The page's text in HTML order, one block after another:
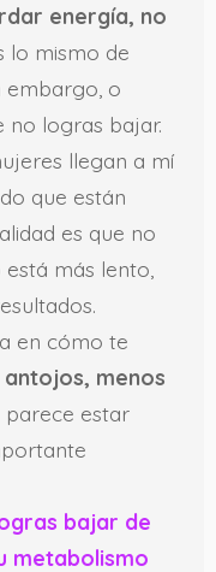
energía, no
lo mismo de
embargo, o
no logras bajar.
llegan a mí
que están
es que no
más lento,
en cómo te
menos
parece estar
bajar de
metabolismo